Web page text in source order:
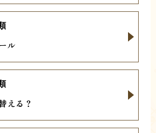
ル
える？